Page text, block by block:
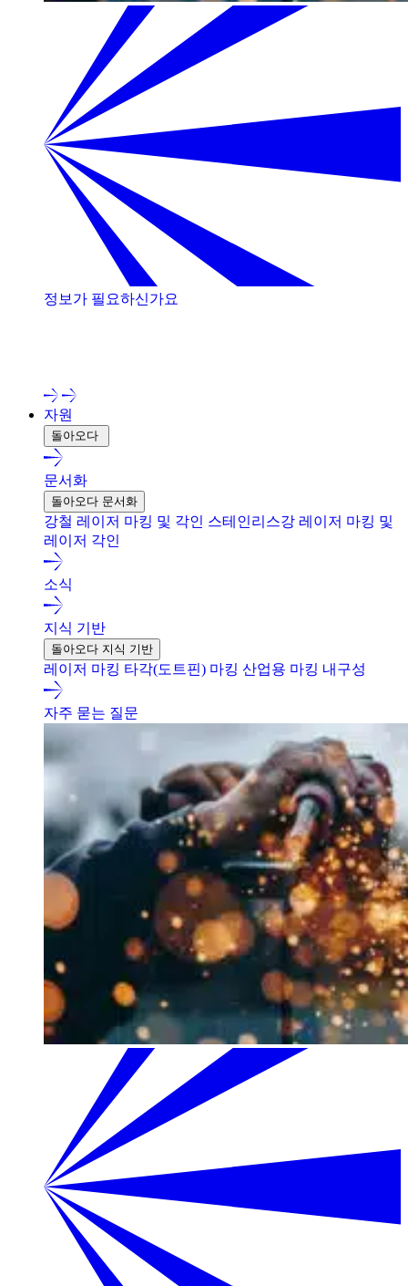
정보가 필요하신가요
자원
돌아오다
문서화
돌아오다 문서화
강철 레이저 마킹 및 각인 스테인리스강 레이저 마킹 및
레이저 각인
소식
지식 기반
돌아오다 지식 기반
레이저 마킹 타각(도트핀) 마킹 산업용 마킹 내구성
자주 묻는 질문